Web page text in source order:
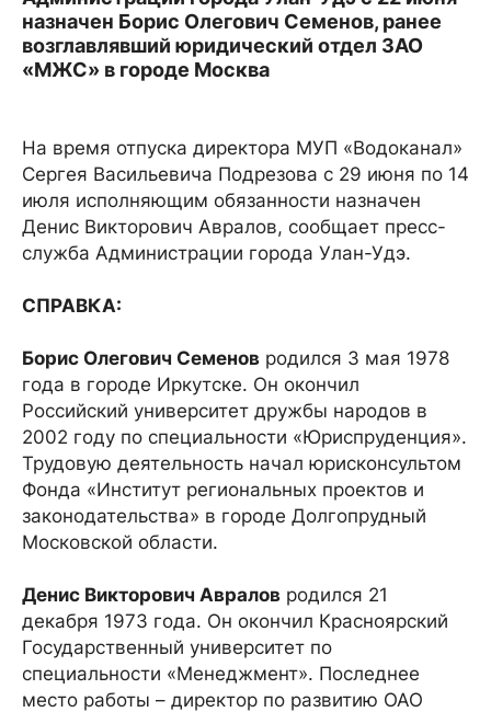
назначен Борис Олегович Семенов, ранее
возглавлявший юридический отдел ЗАО
«МЖС» в городе Москва
На время отпуска директора МУП «Водоканал»
Сергея Васильевича Подрезова с 29 июня по 14
июля исполняющим обязанности назначен
Денис Викторович Авралов, сообщает пресс-
служба Администрации города Улан-Удэ.
СПРАВКА:
Борис Олегович Семенов родился 3 мая 1978
года в городе Иркутске. Он окончил
Российский университет дружбы народов в
2002 году по специальности «Юриспруденция».
Трудовую деятельность начал юрисконсультом
Фонда «Институт региональных проектов и
законодательства» в городе Долгопрудный
Московской области.
Денис Викторович Авралов родился 21
декабря 1973 года. Он окончил Красноярский
Государственный университет по
специальности «Менеджмент». Последнее
место работы – директор по развитию ОАО